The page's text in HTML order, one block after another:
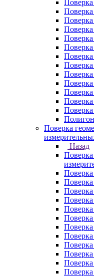
Поверка
Поверка
Поверка
Поверка
Поверка
Поверка
Поверка
Поверка
Поверка
Назад
Поверка
Поверка